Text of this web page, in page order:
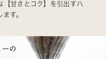
【甘さとコク】を引出すハ
す。